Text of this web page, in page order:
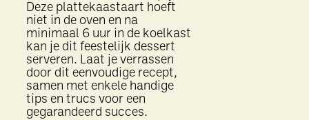
Deze plattekaastaart hoeft
niet in de oven en na
minimaal 6 uur in de koelkast
kan je dit feestelijk dessert
serveren. Laat je verrassen
door dit eenvoudige recept,
samen met enkele handige
tips en trucs voor een
gegarandeerd succes.